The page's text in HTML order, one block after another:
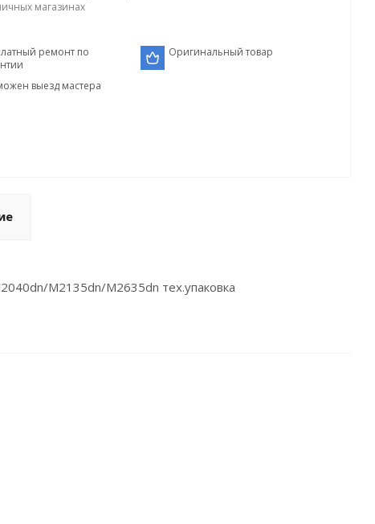
магазинах
ремонт по
Оригинальный товар
выезд мастера
M2135dn/M2635dn тех.упаковка